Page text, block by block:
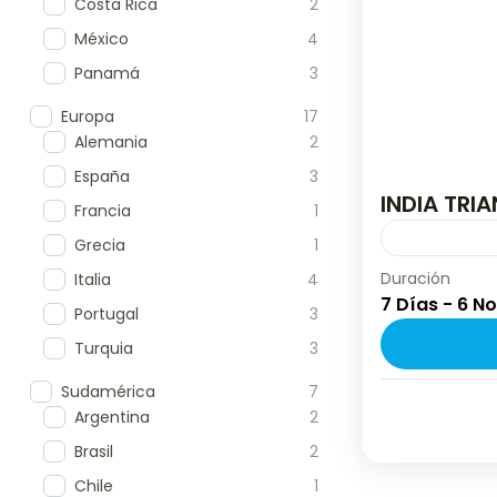
México
4
Panamá
3
Europa
17
Alemania
2
España
3
Francia
1
Grecia
1
Italia
4
Portugal
3
Turquia
3
Sudamérica
7
Argentina
2
Brasil
2
Chile
1
INDIA
🌏✨ India
Leyendas
por el
Duración
7 Días - 6